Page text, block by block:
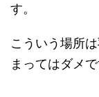
す。
こういう場所
まってはダメで